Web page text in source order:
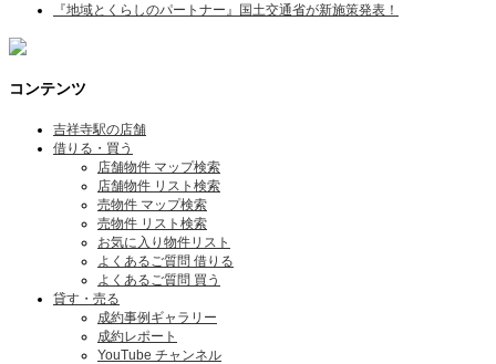
『地域とくらしのパートナー』国土交通省が新施策発表！
コンテンツ
吉祥寺駅の店舗
借りる・買う
店舗物件 マップ検索
店舗物件 リスト検索
売物件 マップ検索
売物件 リスト検索
お気に入り物件リスト
よくあるご質問 借りる
よくあるご質問 買う
貸す・売る
成約事例ギャラリー
成約レポート
YouTube チャンネル